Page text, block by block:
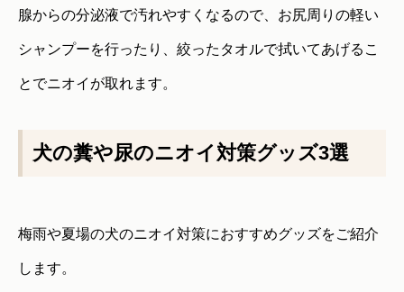
腺からの分泌液で汚れやすくなるので、お尻周りの軽い
シャンプーを行ったり、絞ったタオルで拭いてあげるこ
とでニオイが取れます。
犬の糞や尿のニオイ対策グッズ3選
梅雨や夏場の犬のニオイ対策におすすめグッズをご紹介
します。